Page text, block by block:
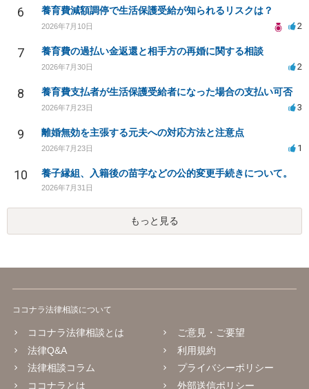
6 養育費減額調停で生活保護受給が知られるリスクは？
2026年7月10日 2
7 養育費の過払い金返還と相手方の再婚に関する相談
2026年7月30日 2
8 養育費支払者が生活保護受給者になった場合の支払い可否
2026年7月23日 3
9 離婚無効を主張する元夫への対応方法と注意点
2026年7月23日 1
10 養子縁組、入籍後の苗字などの公的変更手続きについて。
2026年7月31日
もっと見る
ココナラ法律相談について
ココナラ法律相談とは
法律Q&A
法律相談コラム
ココナラとは
ご意見・ご要望
利用規約
プライバシーポリシー
外部送信ポリシー